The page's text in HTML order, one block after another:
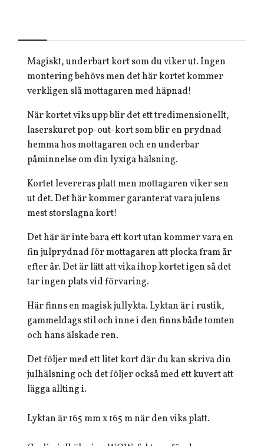
Magiskt, underbart kort som du viker ut. Ingen
montering behövs men det här kortet kommer
verkligen slå mottagaren med häpnad!
När kortet viks upp blir det ett tredimensionellt,
laserskuret pop-out-kort som blir en prydnad
hemma hos mottagaren och en underbar
påminnelse om din lyxiga hälsning.
Kortet levereras platt men mottagaren viker sen
ut det. Det här kommer garanterat vara julens
mest storslagna kort!
Det här är inte bara ett kort utan kommer vara en
fin julprydnad för mottagaren att plocka fram år
efter år. Det är lätt att vika ihop kortet igen så det
tar ingen plats vid förvaring.
Här finns en magisk jullykta. Lyktan är i rustik,
gammeldags stil och inne i den finns både tomten
och hans älskade ren.
Det följer med ett litet kort där du kan skriva din
julhälsning och det följer också med ett kuvert att
lägga allting i.
Lyktan är 165 mm x 165 m när den viks platt.